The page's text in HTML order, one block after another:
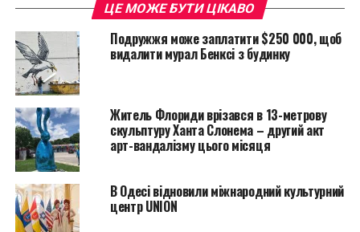
А приобрел свою известность Александр Колдер с
помощью замысловатых фигур из проволоки и так
называемых “мобилей” – кинетических скульптур,
которые приводились в движение при помощи
ветра или электричества. Также скульптор создавал
“стабили” – статичные, окрашенные металлические
скульптуры. Изначально “стабили” имели вид
выдуманных животных небольших размеров. А с
поступлением заказов они стали приобретать вид
монументальных фигур.
ЦЕ МОЖЕ БУТИ ЦІКАВО
Подружжя може заплатити $250 000, щоб
видалити мурал Бенксі з будинку
Житель Флориди врізався в 13-метрову
скульптуру Ханта Слонема – другий акт
арт-вандалізму цього місяця
В Одесі відновили міжнародний культурний
центр UNION